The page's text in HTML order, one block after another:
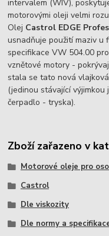
intervalem (WIV),
motorovými oleji velmi
Olej Castrol EDGE
usnadňuje použití maziv u
specifikace VW 504.00
vznětové motory -
stala se tato nová
(jedinou stávající
čerpadlo - tryska).
Zboží zařazeno v
Motorové oleje pro
Castrol
Dle viskozity
Dle normy a